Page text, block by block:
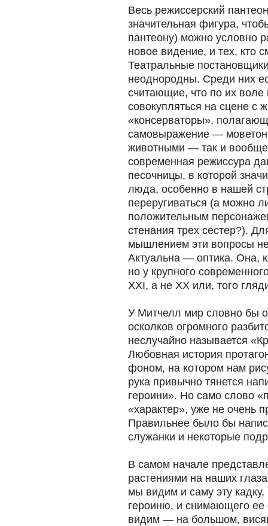
Весь режиссерский
значительная фигура,
пантеону) можно условно
новое видение, и тех, кто
Театральные
неоднородны. Среди них
считающие, что по их воле
совокупляться на сцене с
«консерваторы»,
самовыражение —
животными — так и
современная режиссура
песочницы, в которой
люда, особенно в нашей
переругиваться (а можно
положительным
стенания трех сестер?).
мышлением эти вопросы
Актуальна — оптика. Она,
но у крупного
XXI, а не ХХ или, того
У Митчелл мир словно бы
осколков огромного
неслучайно называется
Любовная история
фоном, на котором нам
рука привычно тянется
героини». Но само слово
«характер», уже не очень
Правильнее было бы
служанки и некоторые
В самом начале
растениями на наших
мы видим и саму эту
героиню, и снимающего
видим — на большом,